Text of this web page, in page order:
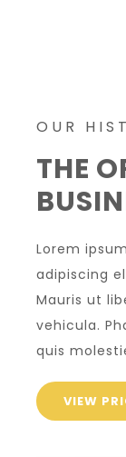
OUR
THE
Lorem
adipiscing
Mauris ut
vehicula.
quis
VIEW